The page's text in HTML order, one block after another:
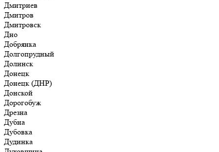
Дмитриев
Дмитров
Дмитровск
Дно
Добрянка
Долгопрудный
Долинск
Донецк
Донецк (ДНР)
Донской
Дорогобуж
Дрезна
Дубна
Дубовка
Дудинка